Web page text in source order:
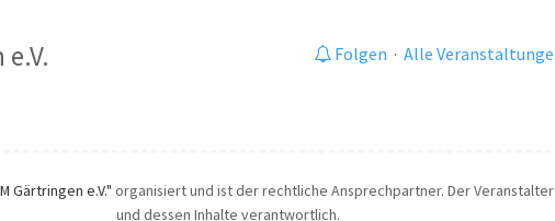
Folgen · Alle
Gärtringen e.V." organisiert und ist der rechtliche Ansprechpartner. Der
und dessen Inhalte verantwortlich.